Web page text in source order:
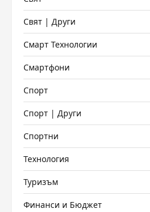
Свят | Други
Смарт Технологии
Смартфони
Спорт
Спорт | Други
Спортни
Технология
Туризъм
Финанси и Бюджет